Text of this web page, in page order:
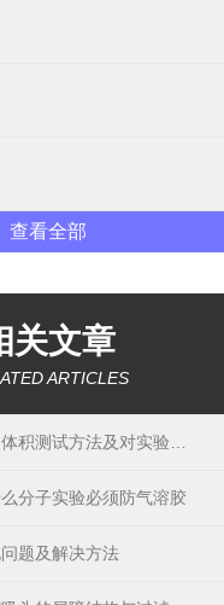
查看全部
关文章
ARTICLES
分子实验必须防气溶胶
题及解决方法